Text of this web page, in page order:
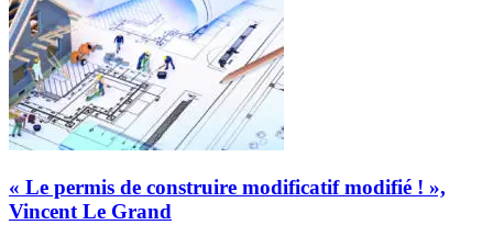
« Le permis de construire modificatif modifié ! »,
Vincent Le Grand